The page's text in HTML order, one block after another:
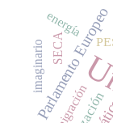
Parlamento Europeo
imaginario
energía
SECA